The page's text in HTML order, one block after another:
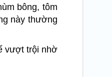
bông, tôm
này thường
vượt trội nhờ